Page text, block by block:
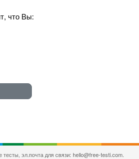
что Вы:
эл.почта для связи: hello@free-testi.com.